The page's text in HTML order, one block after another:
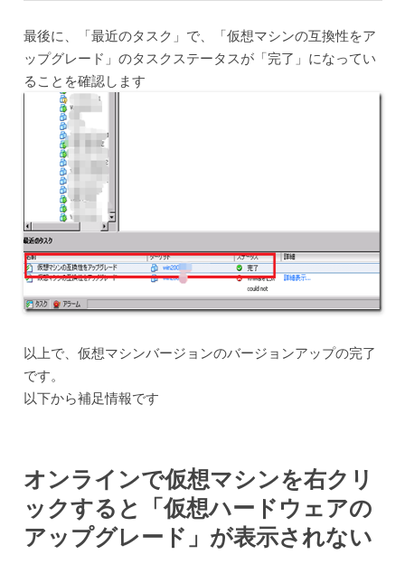
最後に、「最近のタスク」で、「仮想マシンの互換性をア
ップグレード」のタスクステータスが「完了」になってい
ることを確認します
以上で、仮想マシンバージョンのバージョンアップの完了
です。
以下から補足情報です
オンラインで仮想マシンを右クリ
ックすると「仮想ハードウェアの
アップグレード」が表示されない